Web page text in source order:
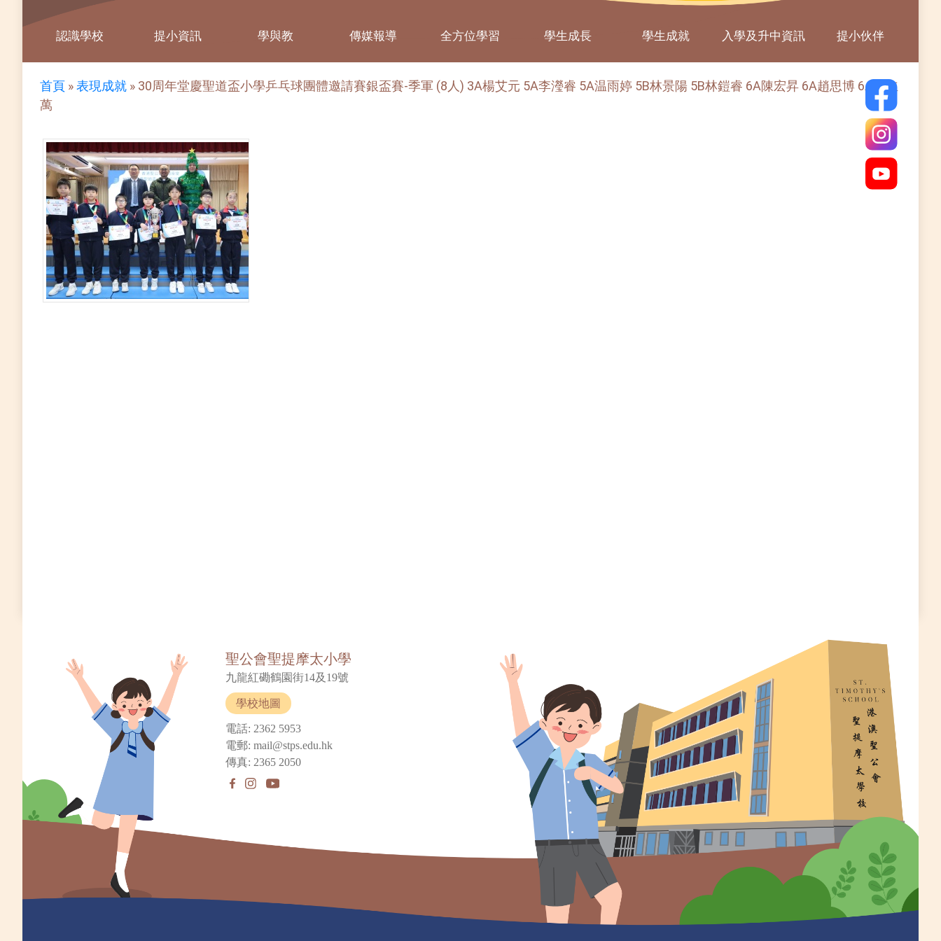
認識學校 提小資訊 學與教 傳媒報導 全方位學習 學生成長 學生成就 入學及升中資訊 提小伙伴
首頁 »表現成就 » 30周年堂慶聖道盃小學乒乓球團體邀請賽銀盃賽-季軍 (8人) 3A楊艾元 5A李瀅睿 5A温雨婷 5B林景陽 5B林鎧睿 6A陳宏昇 6A趙思博 6A黃立
萬
聖公會聖提摩太小學
九龍紅磡鶴園街14及19號
學校地圖
電話: 2362 5953
電郵: mail@stps.edu.hk
傳真: 2365 2050